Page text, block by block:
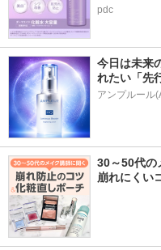
pdc
今日は未来
れたい「先
アンプルール
30～50代の
崩れにくい